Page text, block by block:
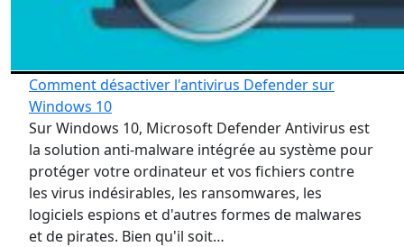
Comment désactiver l'antivirus Defender sur
Windows 10
Sur Windows 10, Microsoft Defender Antivirus est
la solution anti-malware intégrée au système pour
protéger votre ordinateur et vos fichiers contre
les virus indésirables, les ransomwares, les
logiciels espions et d'autres formes de malwares
et de pirates. Bien qu'il soit…